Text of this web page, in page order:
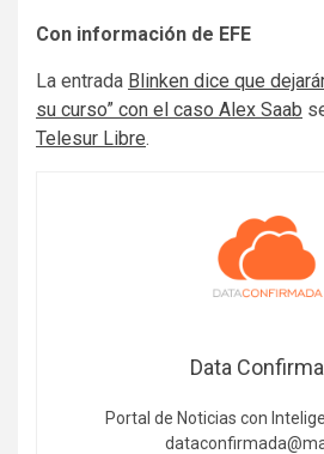
Con información de EFE
La entrada Blinken dice que
su curso” con el caso Alex Saab
Telesur Libre.
Data
Portal de Noticias con